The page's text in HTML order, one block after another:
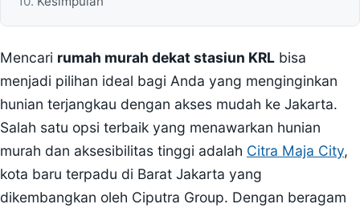
Mencari rumah murah dekat stasiun KRL bisa
menjadi pilihan ideal bagi Anda yang menginginkan
hunian terjangkau dengan akses mudah ke Jakarta.
Salah satu opsi terbaik yang menawarkan hunian
murah dan aksesibilitas tinggi adalah Citra Maja City,
kota baru terpadu di Barat Jakarta yang
dikembangkan oleh Ciputra Group. Dengan beragam